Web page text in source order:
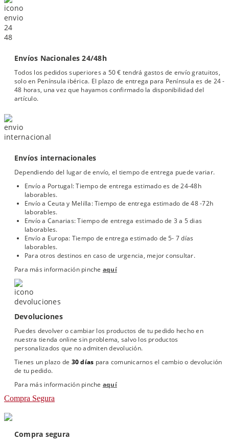
Envíos Nacionales 24/48h
Todos los pedidos superiores a 50 € tendrá gastos de envío gratuitos,
solo en Península ibérica. El plazo de entrega para Península es de 24 -
48 horas, una vez que hayamos confirmado la disponibilidad del
artículo.
Envíos internacionales
Dependiendo del lugar de envío, el tiempo de entrega puede variar.
Envío a Portugal: Tiempo de entrega estimado es de 24-48h
laborables.
Envío a Ceuta y Melilla: Tiempo de entrega estimado de 48 -72h
laborables.
Envío a Canarias: Tiempo de entrega estimado de 3 a 5 dias
laborables.
Envío a Europa: Tiempo de entrega estimado de 5- 7 días
laborables.
Para otros destinos en caso de urgencia, mejor consultar.
Para más información pinche aquí
Devoluciones
Puedes devolver o cambiar los productos de tu pedido hecho en
nuestra tienda online sin problema, salvo los productos
personalizados que no admiten devolución.
Tienes un plazo de 30 días para comunicarnos el cambio o devolución
de tu pedido.
Para más información pinche aquí
Compra Segura
Compra segura